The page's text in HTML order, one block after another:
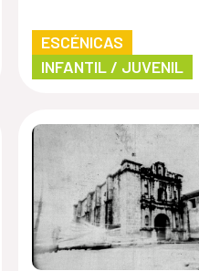
ESCÉNICAS
INFANTIL / JUVENIL